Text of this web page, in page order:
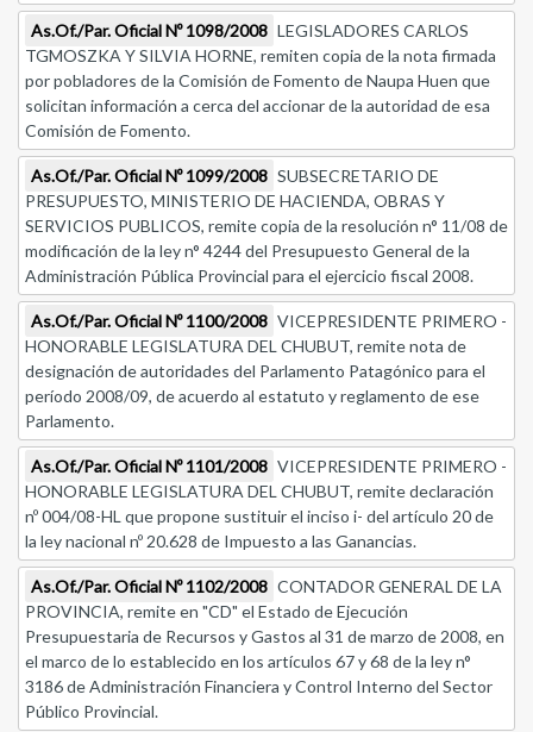
As.Of./Par. Oficial Nº 1098/2008 LEGISLADORES CARLOS
TGMOSZKA Y SILVIA HORNE, remiten copia de la nota firmada
por pobladores de la Comisión de Fomento de Naupa Huen que
solicitan información a cerca del accionar de la autoridad de esa
Comisión de Fomento.
As.Of./Par. Oficial Nº 1099/2008 SUBSECRETARIO DE
PRESUPUESTO, MINISTERIO DE HACIENDA, OBRAS Y
SERVICIOS PUBLICOS, remite copia de la resolución n° 11/08 de
modificación de la ley n° 4244 del Presupuesto General de la
Administración Pública Provincial para el ejercicio fiscal 2008.
As.Of./Par. Oficial Nº 1100/2008 VICEPRESIDENTE PRIMERO -
HONORABLE LEGISLATURA DEL CHUBUT, remite nota de
designación de autoridades del Parlamento Patagónico para el
período 2008/09, de acuerdo al estatuto y reglamento de ese
Parlamento.
As.Of./Par. Oficial Nº 1101/2008 VICEPRESIDENTE PRIMERO -
HONORABLE LEGISLATURA DEL CHUBUT, remite declaración
nº 004/08-HL que propone sustituir el inciso i- del artículo 20 de
la ley nacional nº 20.628 de Impuesto a las Ganancias.
As.Of./Par. Oficial Nº 1102/2008 CONTADOR GENERAL DE LA
PROVINCIA, remite en "CD" el Estado de Ejecución
Presupuestaria de Recursos y Gastos al 31 de marzo de 2008, en
el marco de lo establecido en los artículos 67 y 68 de la ley n°
3186 de Administración Financiera y Control Interno del Sector
Público Provincial.